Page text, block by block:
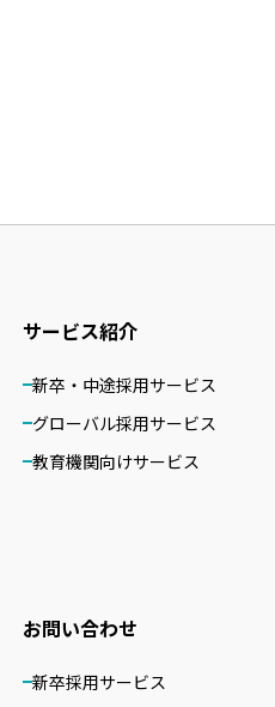
サービス紹介
新卒・中途採用サービス
グローバル採用サービス
教育機関向けサービス
お問い合わせ
新卒採用サービス